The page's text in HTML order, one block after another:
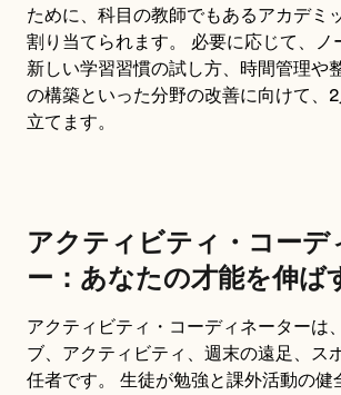
ために、科目の教師でもあるアカデミ
割り当てられます。 必要に応じて、ノ
新しい学習習慣の試し方、時間管理や
の構築といった分野の改善に向けて、
立てます。
アクティビティ・コーデ
ー：あなたの才能を伸ば
アクティビティ・コーディネーターは
ブ、アクティビティ、週末の遠足、ス
任者です。 生徒が勉強と課外活動の健